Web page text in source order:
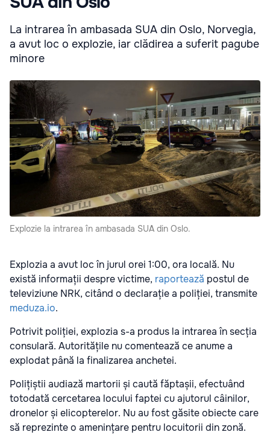
La intrarea în ambasada SUA din Oslo, Norvegia,
a avut loc o explozie, iar clădirea a suferit pagube
minore
Explozie la intrarea în ambasada SUA din Oslo.
Explozia a avut loc în jurul orei 1:00, ora locală. Nu
există informații despre victime, raportează postul de
televiziune NRK, citând o declarație a poliției, transmite
meduza.io.
Potrivit poliției, explozia s-a produs la intrarea în secția
consulară. Autoritățile nu comentează ce anume a
explodat până la finalizarea anchetei.
Polițiștii audiază martorii și caută făptașii, efectuând
totodată cercetarea locului faptei cu ajutorul câinilor,
dronelor și elicopterelor. Nu au fost găsite obiecte care
să reprezinte o amenințare pentru locuitorii din zonă.